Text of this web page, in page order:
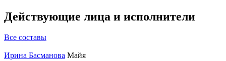
Действующие лица и исполнители
Все составы
Ирина Басманова Майя